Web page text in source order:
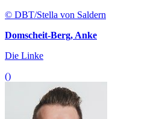
© DBT/Stella von Saldern
Domscheit-Berg, Anke
Die Linke
()